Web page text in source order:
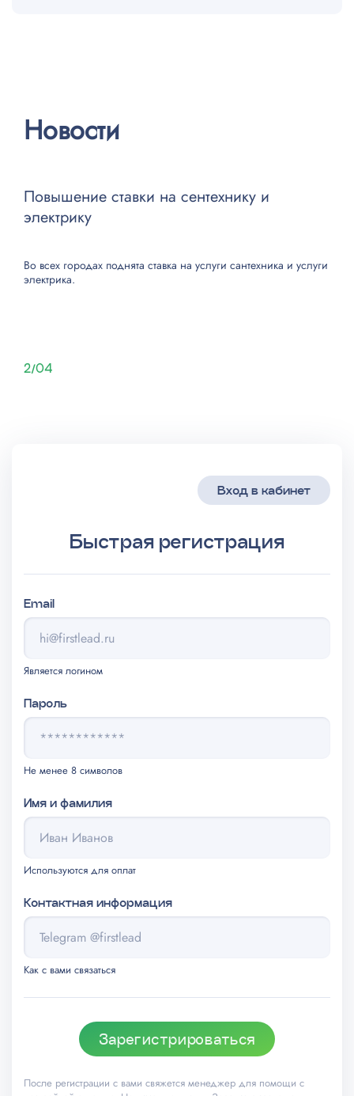
Новости
Повышение ставки на сентехнику и
электрику
Во всех городах поднята ставка на услуги сантехника и услуги
электрика.
2/04
Быстрая регистрация
Вход в кабинет
Email
Является логином
Пароль
Не менее 8 символов
Имя и фамилия
Используются для оплат
Контактная информация
Как с вами связаться
Зарегистрироваться
После регистрации с вами свяжется менеджер для помощи с